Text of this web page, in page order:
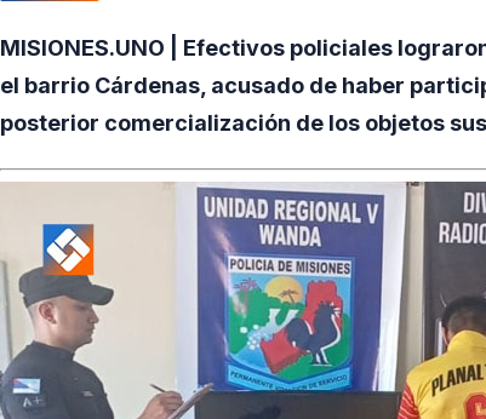
MISIONES.UNO | Efectivos policiales
el barrio Cárdenas, acusado de haber
posterior comercialización de los objetos